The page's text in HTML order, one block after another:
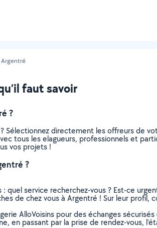
Argentré
faut savoir
?
Sélectionnez directement les offreurs
tous les elagueurs, professionnels et
vos projets !
?
quel service recherchez-vous ? Est-ce
de chez vous à Argentré ! Sur leur
AlloVoisins pour des échanges
en passant par la prise de rendez-vous,